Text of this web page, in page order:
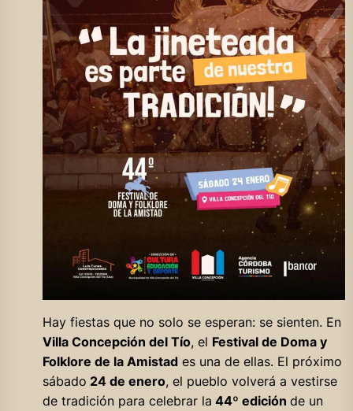
Hay fiestas que no solo se esperan: se sienten. En
Villa Concepción del Tío, el Festival de Doma y
Folklore de la Amistades una de ellas. El próximo
sábado 24 de enero, el pueblo volverá a vestirse
de tradición para celebrar la 44º edición de un